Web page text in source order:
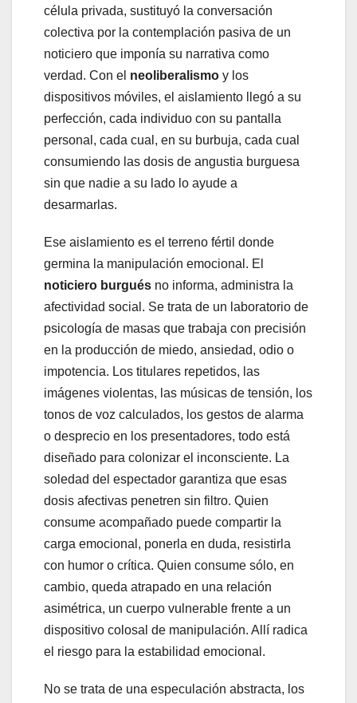
célula privada, sustituyó la conversación
colectiva por la contemplación pasiva de un
noticiero que imponía su narrativa como
verdad. Con el neoliberalismo y los
dispositivos móviles, el aislamiento llegó a su
perfección, cada individuo con su pantalla
personal, cada cual, en su burbuja, cada cual
consumiendo las dosis de angustia burguesa
sin que nadie a su lado lo ayude a
desarmarlas.
Ese aislamiento es el terreno fértil donde
germina la manipulación emocional. El
noticiero burgués no informa, administra la
afectividad social. Se trata de un laboratorio de
psicología de masas que trabaja con precisión
en la producción de miedo, ansiedad, odio o
impotencia. Los titulares repetidos, las
imágenes violentas, las músicas de tensión, los
tonos de voz calculados, los gestos de alarma
o desprecio en los presentadores, todo está
diseñado para colonizar el inconsciente. La
soledad del espectador garantiza que esas
dosis afectivas penetren sin filtro. Quien
consume acompañado puede compartir la
carga emocional, ponerla en duda, resistirla
con humor o crítica. Quien consume sólo, en
cambio, queda atrapado en una relación
asimétrica, un cuerpo vulnerable frente a un
dispositivo colosal de manipulación. Allí radica
el riesgo para la estabilidad emocional.
No se trata de una especulación abstracta, los